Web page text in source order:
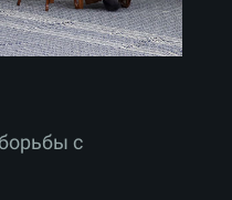
с